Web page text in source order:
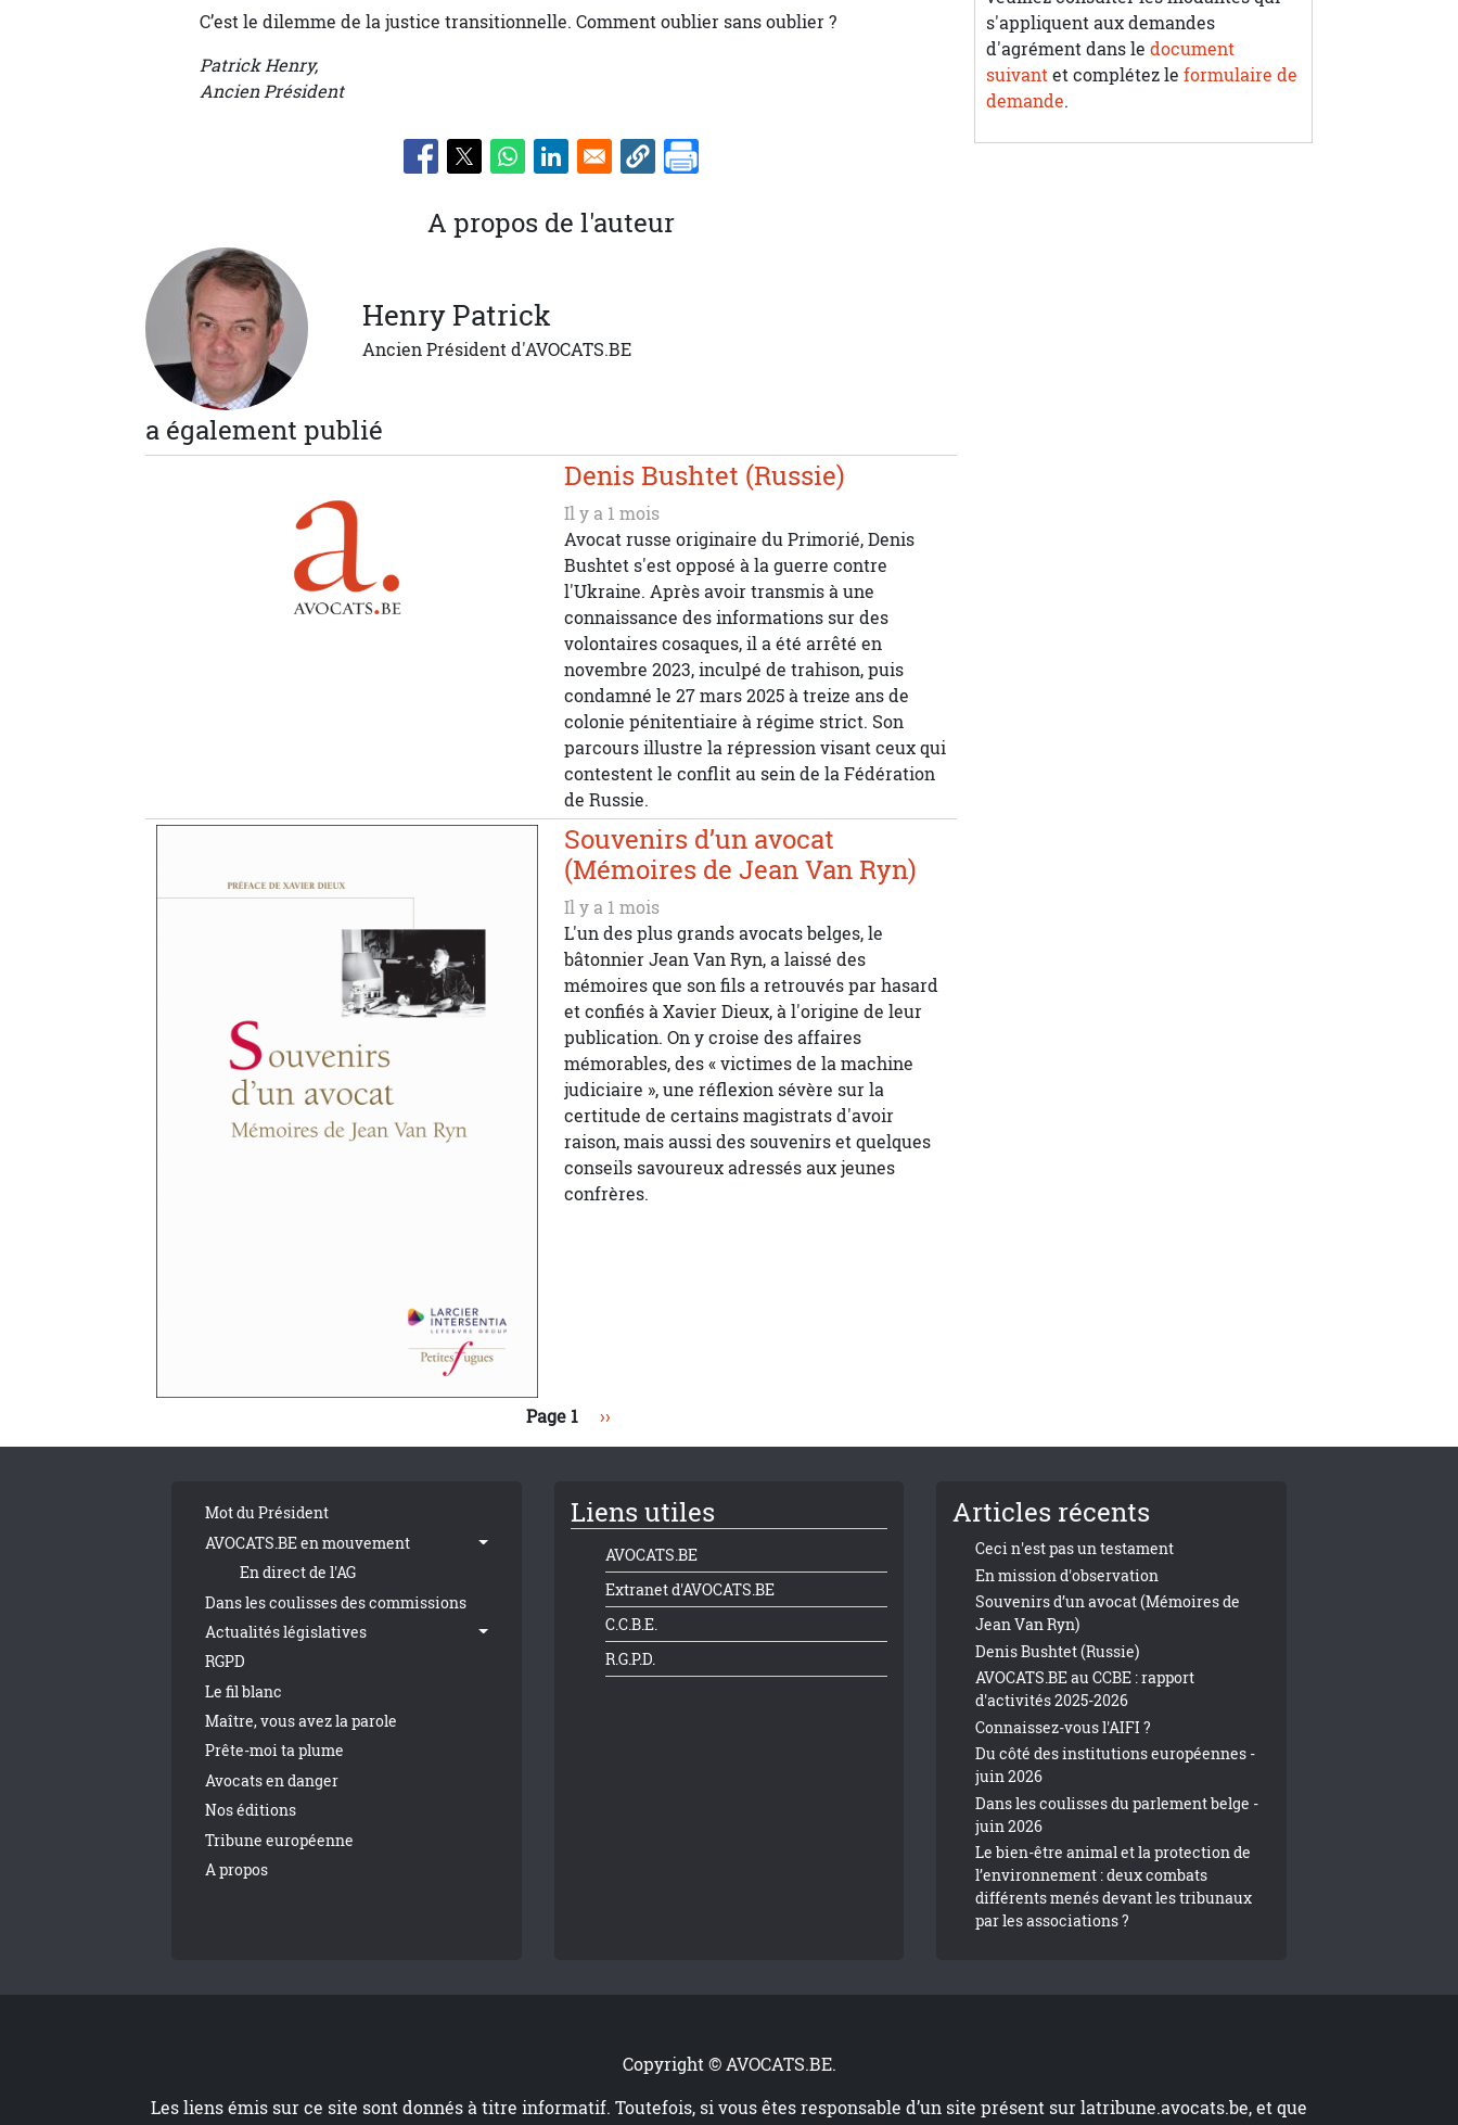
C’est le dilemme de la justice transitionnelle. Comment oublier sans oublier ?
Patrick Henry,
Ancien Président
A propos de l'auteur
Henry Patrick
Ancien Président d'AVOCATS.BE
a également publié
Denis Bushtet (Russie)
Il y a 1 mois
Avocat russe originaire du Primorié, Denis
Bushtet s'est opposé à la guerre contre
l'Ukraine. Après avoir transmis à une
connaissance des informations sur des
volontaires cosaques, il a été arrêté en
novembre 2023, inculpé de trahison, puis
condamné le 27 mars 2025 à treize ans de
colonie pénitentiaire à régime strict. Son
parcours illustre la répression visant ceux qui
contestent le conflit au sein de la Fédération
de Russie.
Souvenirs d’un avocat
(Mémoires de Jean Van Ryn)
Il y a 1 mois
L'un des plus grands avocats belges, le
bâtonnier Jean Van Ryn, a laissé des
mémoires que son fils a retrouvés par hasard
et confiés à Xavier Dieux, à l'origine de leur
publication. On y croise des affaires
mémorables, des « victimes de la machine
judiciaire », une réflexion sévère sur la
certitude de certains magistrats d'avoir
raison, mais aussi des souvenirs et quelques
conseils savoureux adressés aux jeunes
confrères.
Page 1 Page suivante
››
s'appliquent aux demandes
d'agrément dans ledocument
suivantet complétez leformulaire de
demande.
Tribune Footer
Mot du Président
AVOCATS.BE en mouvement
En direct de l'AG
Dans les coulisses des commissions
Actualités législatives
RGPD
Le fil blanc
Maître, vous avez la parole
Prête-moi ta plume
Avocats en danger
Nos éditions
Tribune européenne
A propos
Liens utiles
AVOCATS.BE
Extranet d'AVOCATS.BE
C.C.B.E.
R.G.P.D.
Articles récents
Ceci n'est pas un testament
En mission d'observation
Souvenirs d’un avocat (Mémoires de
Jean Van Ryn)
Denis Bushtet (Russie)
AVOCATS.BE au CCBE : rapport
d'activités 2025-2026
Connaissez-vous l'AIFI ?
Du côté des institutions européennes -
juin 2026
Dans les coulisses du parlement belge -
juin 2026
Le bien-être animal et la protection de
l’environnement : deux combats
différents menés devant les tribunaux
par les associations ?
Copyright © AVOCATS.BE.
Les liens émis sur ce site sont donnés à titre informatif. Toutefois, si vous êtes responsable d’un site présent surlatribune.avocats.be, et que